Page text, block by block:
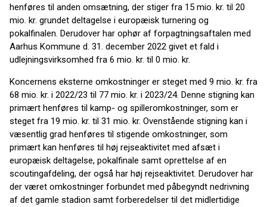
henføres til anden omsætning, der stiger fra 15 mio. kr. til 20
mio. kr. grundet deltagelse i europæisk turnering og
pokalfinalen. Derudover har ophør af forpagtningsaftalen med
Aarhus Kommune d. 31. december 2022 givet et fald i
udlejningsvirksomhed fra 6 mio. kr. til 0 mio. kr.
Koncernens eksterne omkostninger er steget med 9 mio. kr. fra
68 mio. kr. i 2022/23 til 77 mio. kr. i 2023/24. Denne stigning kan
primært henføres til kamp- og spilleromkostninger, som er
steget fra 19 mio. kr. til 31 mio. kr. Ovenstående stigning kan i
væsentlig grad henføres til stigende omkostninger, som
primært kan henføres til høj rejseaktivitet med afsæt i
europæisk deltagelse, pokalfinale samt oprettelse af en
scoutingafdeling, der også har høj rejseaktivitet. Derudover har
der været omkostninger forbundet med påbegyndt nedrivning
af det gamle stadion samt forberedelser til det midlertidige